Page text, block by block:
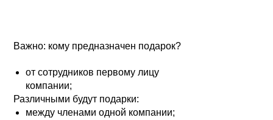
Важно: кому предназначен подарок?
от сотрудников первому лицу
компании;
Различными будут подарки:
между членами одной компании;